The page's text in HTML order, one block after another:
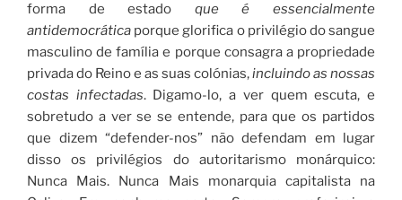
forma de estado que é essencialmente
antidemocrática porque glorifica o privilégio do sangue
masculino de família e porque consagra a propriedade
privada do Reino e as suas colónias,incluindo as nossas
costas infectadas. Digamo-lo, a ver quem escuta, e
sobretudo a ver se se entende, para que os partidos
que dizem “defender-nos” não defendam em lugar
disso os privilégios do autoritarismo monárquico:
Nunca Mais. Nunca Mais monarquia capitalista na